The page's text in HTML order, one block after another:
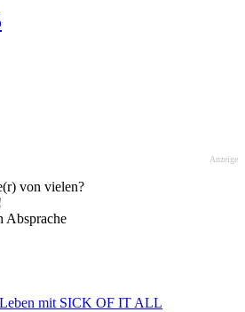
Anzeige
von vielen?
Absprache
mit SICK OF IT ALL